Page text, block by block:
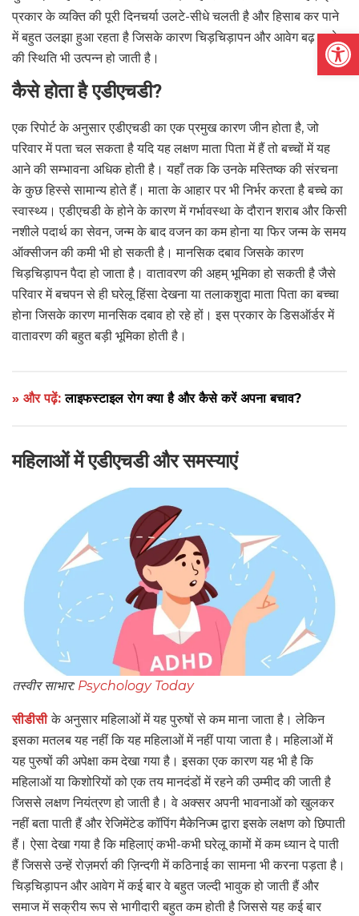
प्रकार के व्यक्ति की पूरी दिनचर्या उलटे-सीधे चलती है और हिसाब कर पाने
में बहुत उलझा हुआ रहता है जिसके कारण चिड़चिड़ापन और आवेग बढ़ जाने
की स्थिति भी उत्पन्न हो जाती है।
कैसे होता है एडीएचडी?
एक रिपोर्ट के अनुसार एडीएचडी का एक प्रमुख कारण जीन होता है, जो
परिवार में पता चल सकता है यदि यह लक्षण माता पिता में हैं तो बच्चों में यह
आने की सम्भावना अधिक होती है। यहाँ तक कि उनके मस्तिष्क की संरचना
के कुछ हिस्से सामान्य होते हैं। माता के आहार पर भी निर्भर करता है बच्चे का
स्वास्थ्य। एडीएचडी के होने के कारण में गर्भावस्था के दौरान शराब और किसी
नशीले पदार्थ का सेवन, जन्म के बाद वजन का कम होना या फिर जन्म के समय
ऑक्सीजन की कमी भी हो सकती है। मानसिक दबाव जिसके कारण
चिड़चिड़ापन पैदा हो जाता है। वातावरण की अहम् भूमिका हो सकती है जैसे
परिवार में बचपन से ही घरेलू हिंसा देखना या तलाकशुदा माता पिता का बच्चा
होना जिसके कारण मानसिक दबाव हो रहे हों। इस प्रकार के डिसऑर्डर में
वातावरण की बहुत बड़ी भूमिका होती है।
» और पढ़ें:लाइफस्टाइल रोग क्या है और कैसे करें अपना बचाव?
महिलाओं में एडीएचडी और समस्याएं
तस्वीर साभार: Psychology Today
सीडीसीके अनुसार महिलाओं में यह पुरुषों से कम माना जाता है। लेकिन
इसका मतलब यह नहीं कि यह महिलाओं में नहीं पाया जाता है। महिलाओं में
यह पुरुषों की अपेक्षा कम देखा गया है। इसका एक कारण यह भी है कि
महिलाओं या किशोरियों को एक तय मानदंडों में रहने की उम्मीद की जाती है
जिससे लक्षण नियंत्रण हो जाती है। वे अक्सर अपनी भावनाओं को खुलकर
नहीं बता पाती हैं और रेजिमेंटेड कॉपिंग मैकेनिज्म द्वारा इसके लक्षण को छिपाती
हैं। ऐसा देखा गया है कि महिलाएं कभी-कभी घरेलू कामों में कम ध्यान दे पाती
हैं जिससे उन्हें रोज़मर्रा की ज़िन्दगी में कठिनाई का सामना भी करना पड़ता है।
चिड़चिड़ापन और आवेग में कई बार वे बहुत जल्दी भावुक हो जाती हैं और
समाज में सक्रीय रूप से भागीदारी बहुत कम होती है जिससे यह कई बार